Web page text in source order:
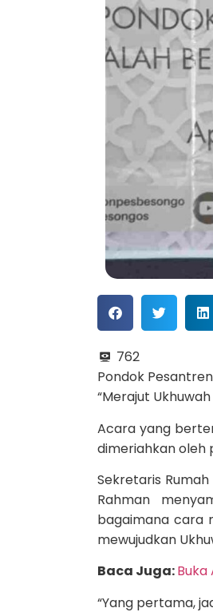
762
Pondok
“Merajut
Acara yang
dimeriahkan oleh
Sekretaris
Rahman
bagaimana cara
mewujudkan
Baca Juga:Buka
“Yang pertama,